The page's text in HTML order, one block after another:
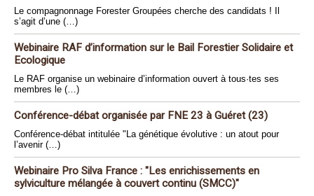
Le compagnonnage Forester Groupées cherche des candidats ! Il
s’agit d’une (…)
Webinaire RAF d’information sur le Bail Forestier Solidaire et
Ecologique
Le RAF organise un webinaire d’information ouvert à tous·tes ses
membres le (…)
Conférence-débat organisée par FNE 23 à Guéret (23)
Conférence-débat intitulée "La génétique évolutive : un atout pour
l’avenir (…)
Webinaire Pro Silva France : "Les enrichissements en
sylviculture mélangée à couvert continu (SMCC)"